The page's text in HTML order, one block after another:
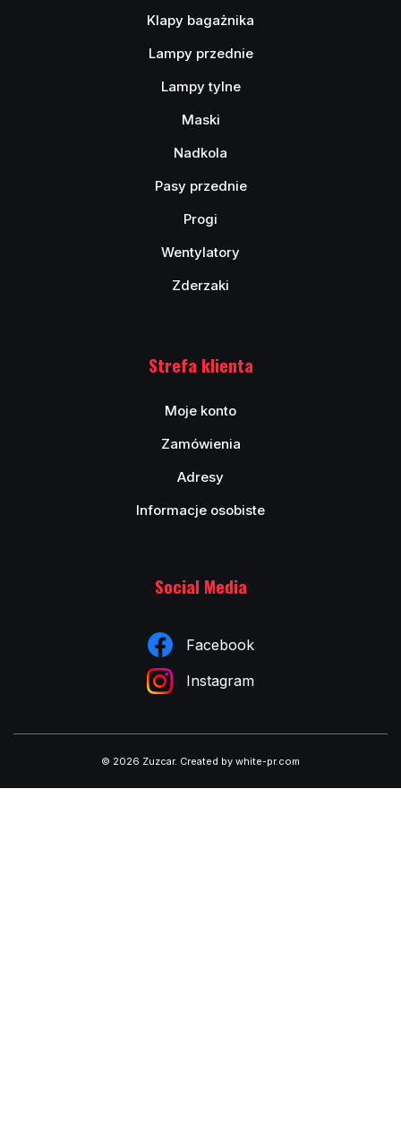
Klapy bagażnika
Lampy przednie
Lampy tylne
Maski
Nadkola
Pasy przednie
Progi
Wentylatory
Zderzaki
Strefa klienta
Moje konto
Zamówienia
Adresy
Informacje osobiste
Social Media
Facebook
Instagram
© 2026 Zuzcar. Created by white-pr.com